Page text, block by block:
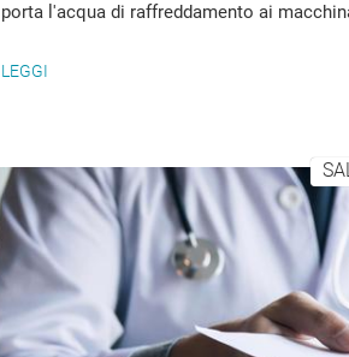
porta l'acqua di raffreddamento ai
LEGGI